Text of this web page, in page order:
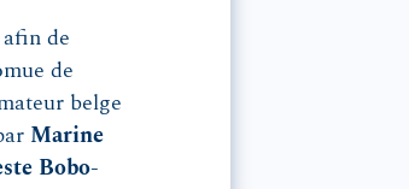
afin de
de
belge
Marine
Bobo-